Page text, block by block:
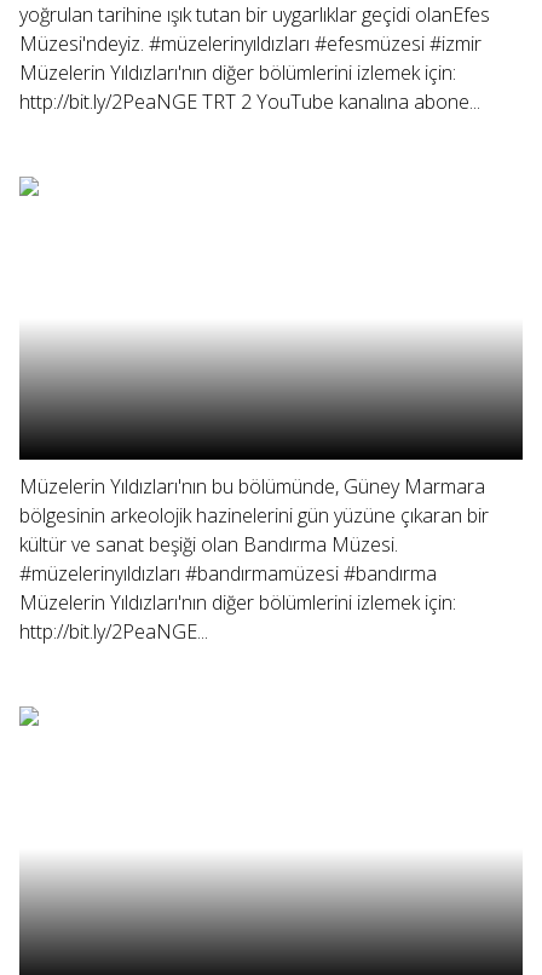
yoğrulan tarihine ışık tutan bir uygarlıklar geçidi olanEfes
Müzesi'ndeyiz. #müzelerinyıldızları #efesmüzesi #izmir
Müzelerin Yıldızları'nın diğer bölümlerini izlemek için:
http://bit.ly/2PeaNGE TRT 2 YouTube kanalına abone...
Müzelerin Yıldızları'nın bu bölümünde, Güney Marmara
bölgesinin arkeolojik hazinelerini gün yüzüne çıkaran bir
kültür ve sanat beşiği olan Bandırma Müzesi.
#müzelerinyıldızları #bandırmamüzesi #bandırma
Müzelerin Yıldızları'nın diğer bölümlerini izlemek için:
http://bit.ly/2PeaNGE...